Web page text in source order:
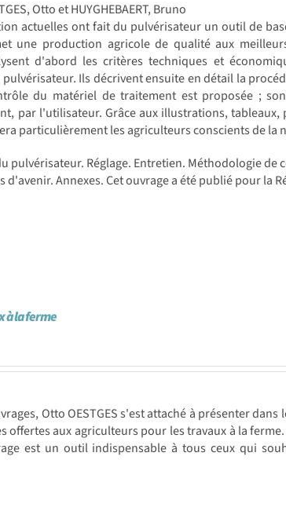
Otto et HUYGHEBAERT, Bruno
actuelles ont fait du pulvérisateur un outil de
une production agricole de qualité aux
d'abord les critères techniques et
Ils décrivent ensuite en détail la
du matériel de traitement est proposée ;
par l'utilisateur. Grâce aux illustrations,
particulièrement les agriculteurs conscients de
pulvérisateur. Réglage. Entretien. Méthodologie de
d'avenir. Annexes. Cet ouvrage a été publié pour la
à la ferme
Otto OESTGES s'est attaché à présenter
offertes aux agriculteurs pour les travaux à la
est un outil indispensable à tous ceux qui